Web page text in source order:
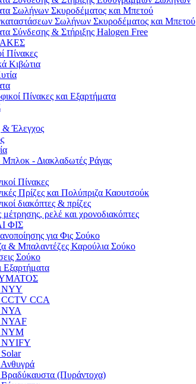
Σωλήνων Σκυροδέματος και Μπετού
Σωλήνων Σκυροδέματος και Μπετού
Σύνδεσης & Στήριξης Halogen Free
Πίνακες
Κιβώτια
Πίνακες και Εξαρτήματα
Έλεγχος
- Διακλαδωτές Ράγας
Πίνακες
Πρίζες και Πολύπριζα Καουτσούκ
διακόπτες & πρίζες
ρελέ και χρονοδιακόπτες
ΦΙΣ
για Φις Σούκο
& Μπαλαντέζες Καρούλια Σούκο
Σούκο
Εξαρτήματα
NYY
CCA
NYAF
NYM
NYIFY
(Πυράντοχα)